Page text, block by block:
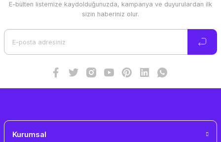
Ürün resmi kalitesiz, bozuk veya görüntülenemiyor.
E-bülten listemize kaydolduğunuzda, kampanya ve duyurulardan ilk
sizin haberiniz olur.
Kurumsal